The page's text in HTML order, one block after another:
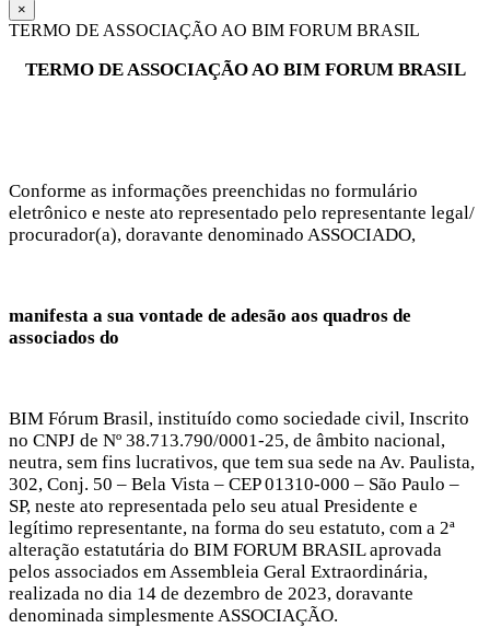
×
TERMO DE ASSOCIAÇÃO AO BIM FORUM BRASIL
TERMO DE ASSOCIAÇÃO AO BIM FORUM BRASIL
Conforme as informações preenchidas no formulário
eletrônico e neste ato representado pelo representante legal/
procurador(a), doravante denominado ASSOCIADO,
manifesta a sua vontade de adesão aos quadros de
associados do
BIM Fórum Brasil, instituído como sociedade civil, Inscrito
no CNPJ de Nº 38.713.790/0001-25, de âmbito nacional,
neutra, sem fins lucrativos, que tem sua sede na Av. Paulista,
302, Conj. 50 – Bela Vista – CEP 01310-000 – São Paulo –
SP, neste ato representada pelo seu atual Presidente e
legítimo representante, na forma do seu estatuto, com a 2ª
alteração estatutária do BIM FORUM BRASIL aprovada
pelos associados em Assembleia Geral Extraordinária,
realizada no dia 14 de dezembro de 2023, doravante
denominada simplesmente ASSOCIAÇÃO.